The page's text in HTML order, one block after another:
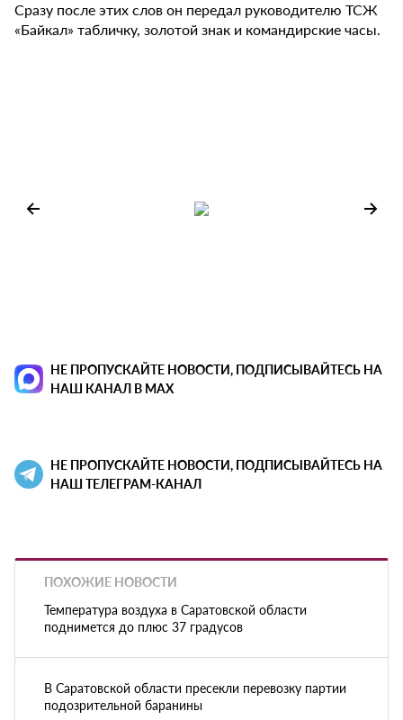
Сразу после этих слов он передал руководителю ТСЖ
«Байкал» табличку, золотой знак и командирские часы.
НЕ ПРОПУСКАЙТЕ НОВОСТИ, ПОДПИСЫВАЙТЕСЬ НА
НАШ КАНАЛ В MAX
НЕ ПРОПУСКАЙТЕ НОВОСТИ, ПОДПИСЫВАЙТЕСЬ НА
НАШ ТЕЛЕГРАМ-КАНАЛ
ПОХОЖИЕ НОВОСТИ
Температура воздуха в Саратовской области
поднимется до плюс 37 градусов
В Саратовской области пресекли перевозку партии
подозрительной баранины